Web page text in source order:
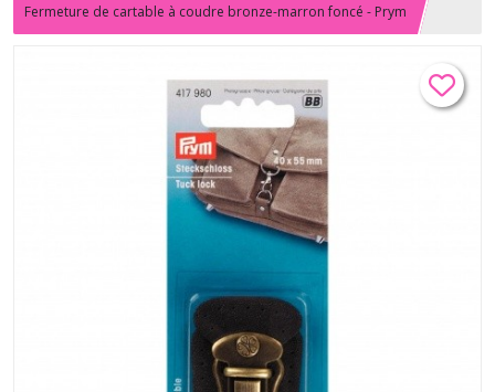
Fermeture de cartable à coudre bronze-marron foncé - Prym